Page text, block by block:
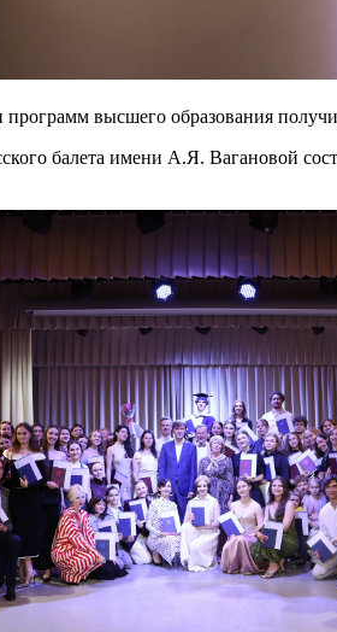
высшего образования
балета имени А.Я. Вагановой